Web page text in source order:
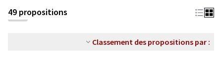
49 propositions
Classement des propositions par :